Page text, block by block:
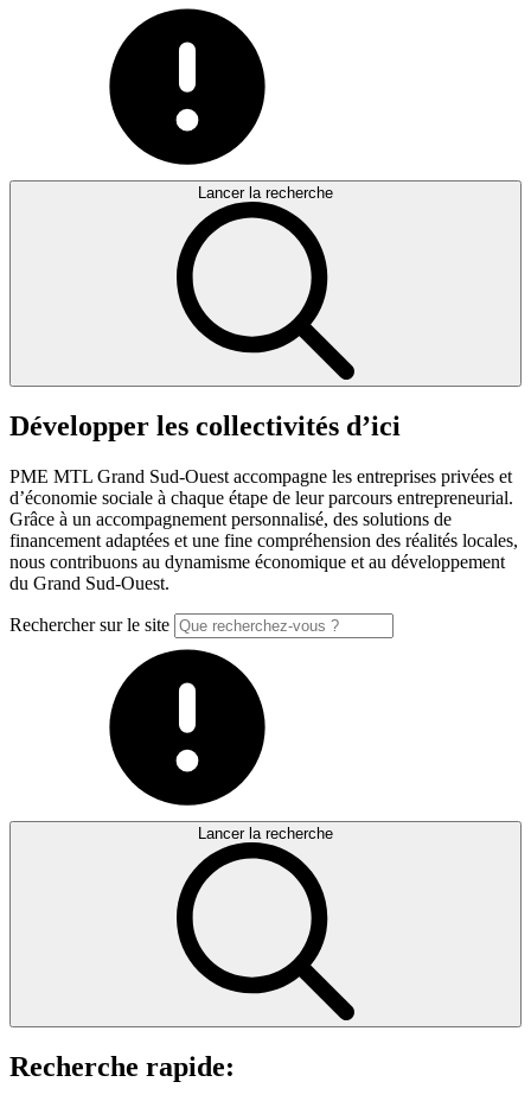
Lancer la recherche
Développer les collectivités d’ici
PME MTL Grand Sud-Ouest accompagne les entreprises privées et
d’économie sociale à chaque étape de leur parcours entrepreneurial.
Grâce à un accompagnement personnalisé, des solutions de
financement adaptées et une fine compréhension des réalités locales,
nous contribuons au dynamisme économique et au développement
du Grand Sud-Ouest.
Rechercher sur le site
Lancer la recherche
Recherche rapide: